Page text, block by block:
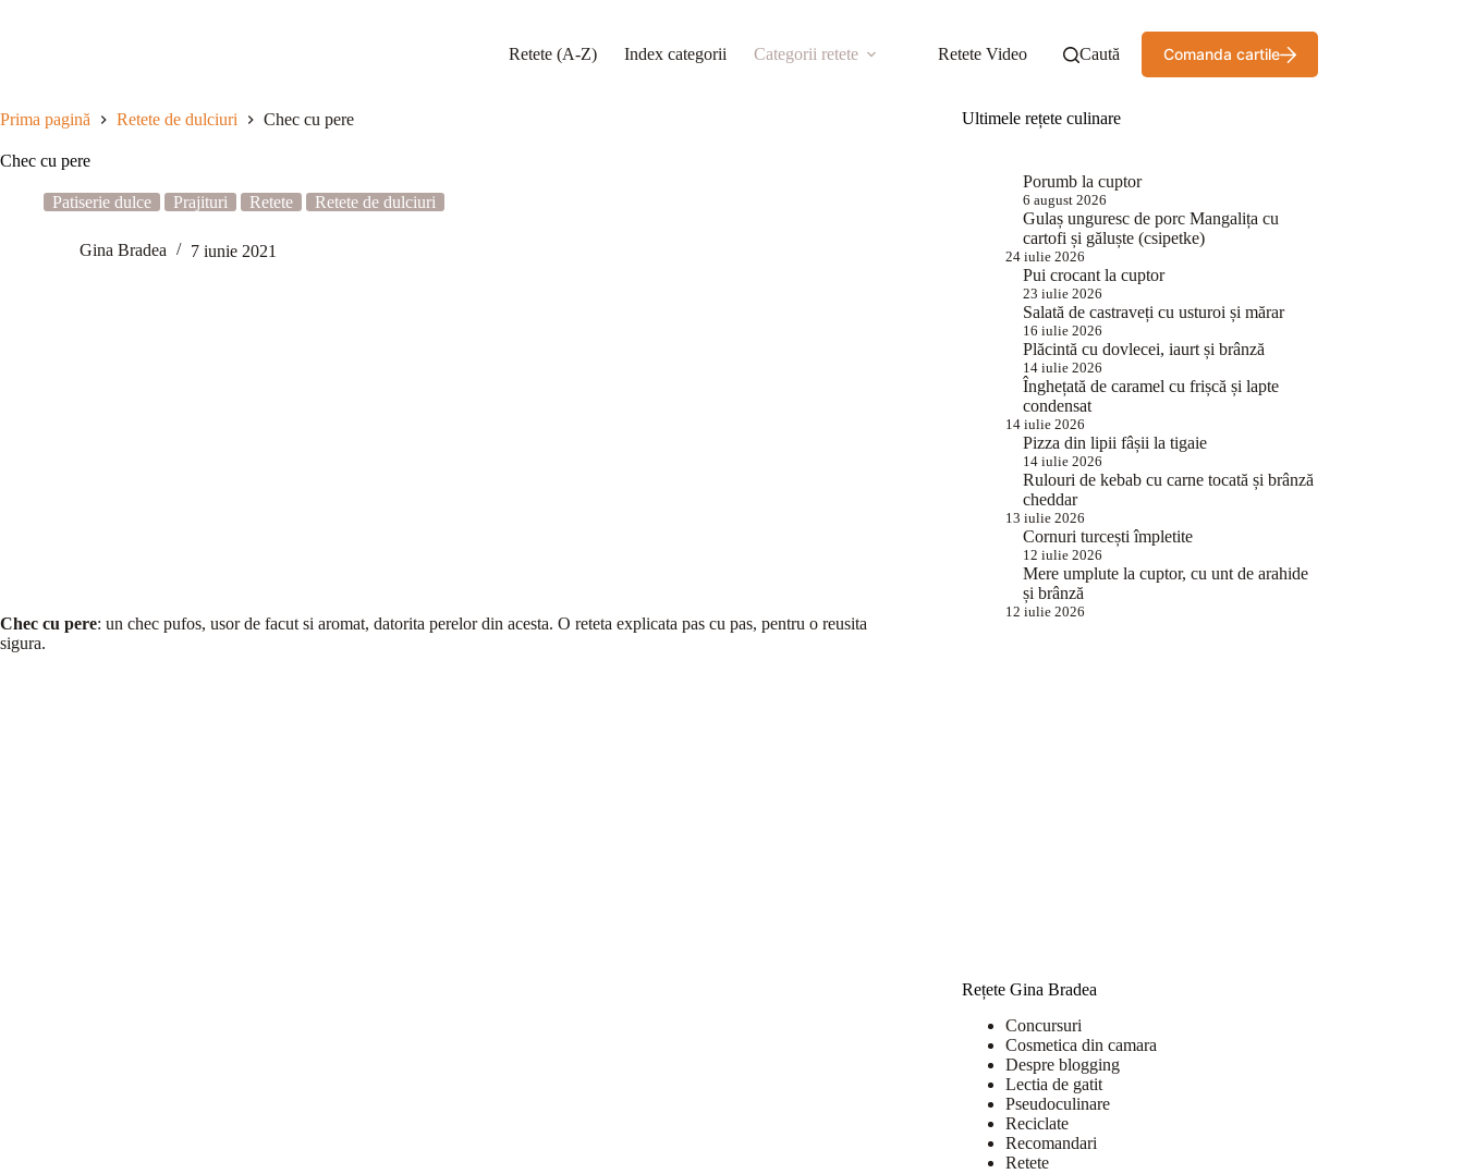
Retete (A-Z) Index categorii Categorii retete Retete Video Caută Comanda cartile
Prima pagină Retete de dulciuri Chec cu pere
Chec cu pere
Patiserie dulce Prajituri Retete Retete de dulciuri
Gina Bradea 7 iunie 2021
Chec cu pere: un chec pufos, usor de facut si aromat, datorita perelor din acesta. O reteta explicata pas cu pas, pentru o reusita
sigura.
Ultimele rețete culinare
Porumb la cuptor
6 august 2026
Gulaș unguresc de porc Mangalița cu
cartofi și găluște (csipetke)
24 iulie 2026
Pui crocant la cuptor
23 iulie 2026
Salată de castraveți cu usturoi și mărar
16 iulie 2026
Plăcintă cu dovlecei, iaurt și brânză
14 iulie 2026
Înghețată de caramel cu frișcă și lapte
condensat
14 iulie 2026
Pizza din lipii fâșii la tigaie
14 iulie 2026
Rulouri de kebab cu carne tocată și brânză
cheddar
13 iulie 2026
Cornuri turcești împletite
12 iulie 2026
Mere umplute la cuptor, cu unt de arahide
și brânză
12 iulie 2026
Rețete Gina Bradea
Concursuri
Cosmetica din camara
Despre blogging
Lectia de gatit
Pseudoculinare
Reciclate
Recomandari
Retete